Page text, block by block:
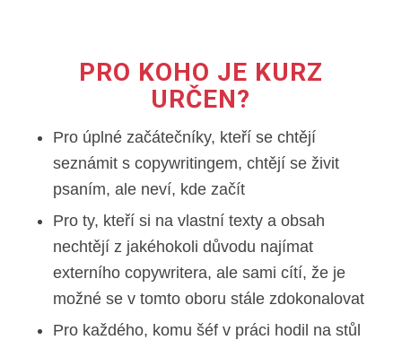
PRO KOHO JE KURZ
URČEN?
Pro úplné začátečníky, kteří se chtějí
seznámit s copywritingem, chtějí se živit
psaním, ale neví, kde začít
Pro ty, kteří si na vlastní texty a obsah
nechtějí z jakéhokoli důvodu najímat
externího copywritera, ale sami cítí, že je
možné se v tomto oboru stále zdokonalovat
Pro každého, komu šéf v práci hodil na stůl